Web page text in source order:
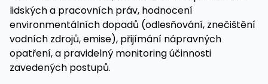
lidských a pracovních práv, hodnocení
environmentálních dopadů (odlesňování, znečištění
vodních zdrojů, emise), přijímání nápravných
opatření, a pravidelný monitoring účinnosti
zavedených postupů.